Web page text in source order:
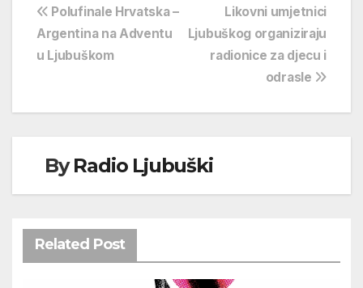
Navigacija
objava
Likovni umjetnici
Ljubuškog organiziraju
radionice za djecu i
odrasle
Polufinale Hrvatska –
Argentina na Adventu
u Ljubuškom
ByRadio Ljubuški
Related Post